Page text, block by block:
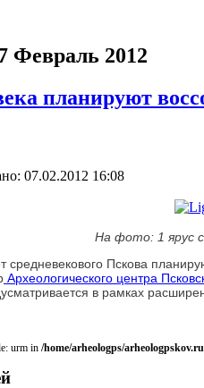
Февраль 2012
планируют
07.02.2012 16:08
На фото: 1 ярус
средневекового Пскова
Археологического центра
в рамках
urm in /home/arheologps/